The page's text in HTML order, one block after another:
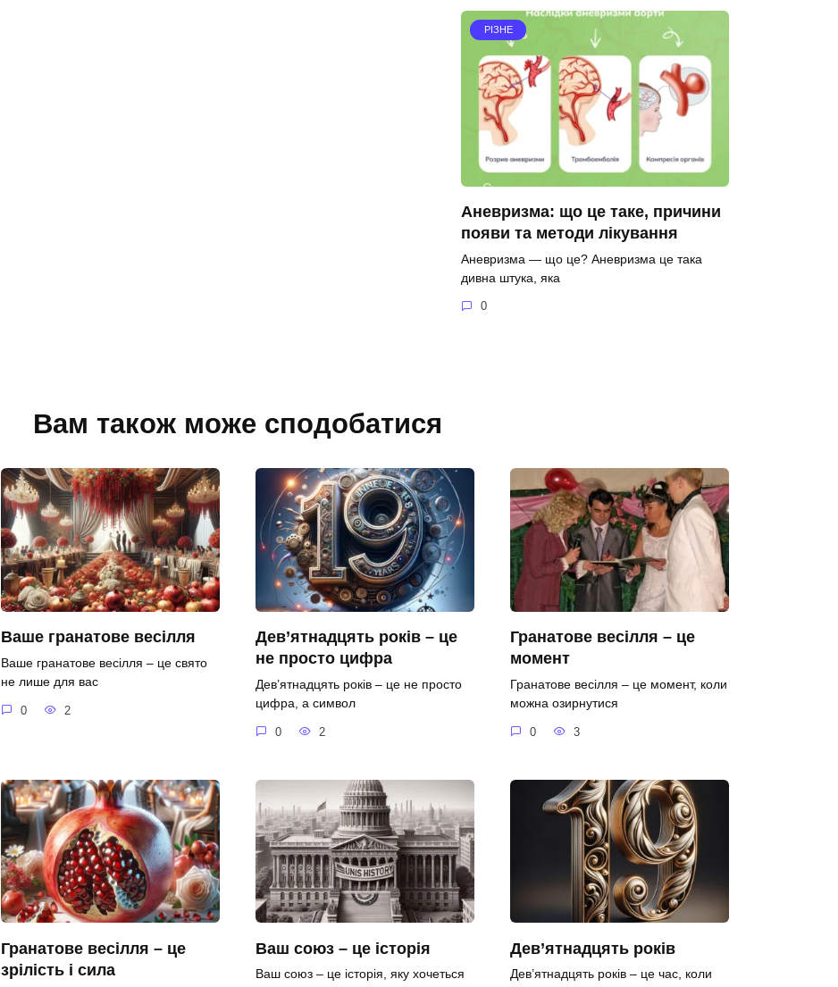
РІЗНЕ
Аневризма: що це таке, причини
появи та методи лікування
Аневризма — що це? Аневризма це така
дивна штука, яка
0
Вам також може сподобатися
Ваше гранатове весілля
Ваше гранатове весілля – це свято
не лише для вас
0 2
Дев’ятнадцять років – це
не просто цифра
Дев’ятнадцять років – це не просто
цифра, а символ
0 2
Гранатове весілля – це
момент
Гранатове весілля – це момент, коли
можна озирнутися
0 3
Гранатове весілля – це
зрілість і сила
Ваш союз – це історія
Ваш союз – це історія, яку хочеться
Дев’ятнадцять років
Дев’ятнадцять років – це час, коли